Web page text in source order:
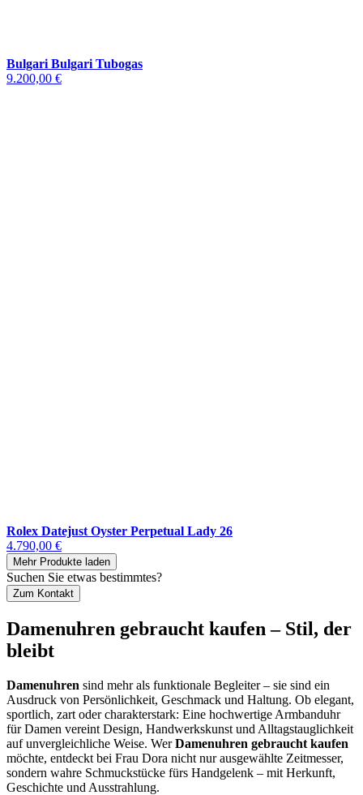
Bulgari Bulgari Tubogas
9.200,00 €
Rolex Datejust Oyster Perpetual Lady 26
4.790,00 €
Mehr Produkte laden
Suchen Sie etwas bestimmtes?
Zum Kontakt
Damenuhren gebraucht kaufen – Stil, der
bleibt
Damenuhren sind mehr als funktionale Begleiter – sie sind ein
Ausdruck von Persönlichkeit, Geschmack und Haltung. Ob elegant,
sportlich, zart oder charakterstark: Eine hochwertige Armbanduhr
für Damen vereint Design, Handwerkskunst und Alltagstauglichkeit
auf unvergleichliche Weise. WerDamenuhren gebraucht kaufen
möchte, entdeckt bei Frau Dora nicht nur ausgewählte Zeitmesser,
sondern wahre Schmuckstücke fürs Handgelenk – mit Herkunft,
Geschichte und Ausstrahlung.